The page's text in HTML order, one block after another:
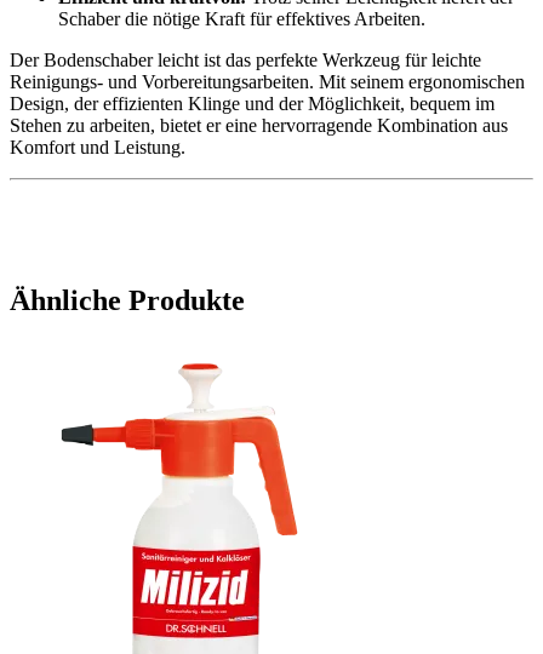
Schaber die nötige Kraft für effektives Arbeiten.
Der Bodenschaber leicht ist das perfekte Werkzeug für leichte
Reinigungs- und Vorbereitungsarbeiten. Mit seinem ergonomischen
Design, der effizienten Klinge und der Möglichkeit, bequem im
Stehen zu arbeiten, bietet er eine hervorragende Kombination aus
Komfort und Leistung.
Ähnliche Produkte